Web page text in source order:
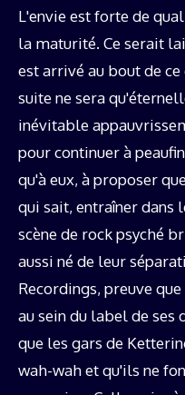
L'envie est forte de
la maturité. Ce serait
est arrivé au bout de
suite ne sera
inévitable
pour continuer à
qu'à eux, à proposer
qui sait, entraîner dans
scène de rock psyché
aussi né de leur
Recordings, preuve
au sein du label de ses
que les gars de
wah-wah et qu'ils ne